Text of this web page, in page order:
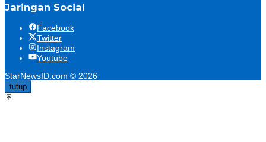
Jaringan Social
Facebook
Twitter
Instagram
Youtube
StarNewsID.com © 2026
tutup